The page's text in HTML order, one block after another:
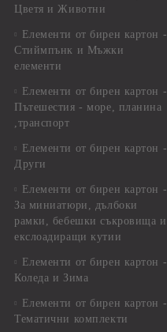
Цветя и Животни
Елементи от бирен картон -
Стиймпънк и Мъжки
елементи
Елементи от бирен картон -
Пътешестия - море, планина
,транспорт
Елементи от бирен картон -
Други
Елементи от бирен картон -
За миниатюри, дълбоки
рамки, бебешки съкровища и
екслоадиращи кутии
Елементи от бирен картон -
Коледа и Зима
Елементи от бирен картон -
Тематични комплекти